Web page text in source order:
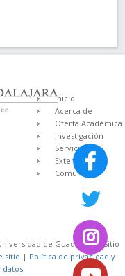
Inicio
Acerca de
Oferta Académica
Investigación
Servicios
Extensión
Comunidad
de Guadalajara. Sitio
sitio | Política de privacidad y
datos